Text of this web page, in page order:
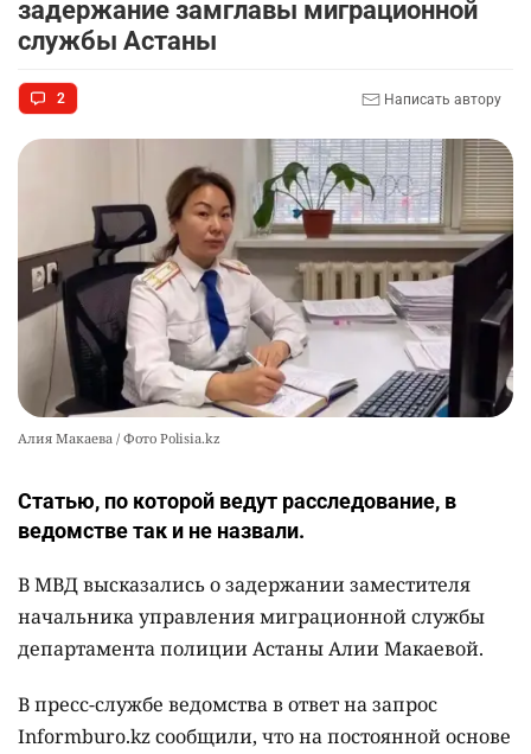
Алматы. Почему это важно для логистики
Казахстана
10
футбольной академии в Астане
2
задержание замглавы миграционной
службы Астаны
2 Написать автору
Алия Макаева / Фото Polisia.kz
Статью, по которой ведут расследование, в
ведомстве так и не назвали.
В МВД высказались о задержании заместителя
начальника управления миграционной службы
департамента полиции Астаны Алии Макаевой.
В пресс-службе ведомства в ответ на запрос
Informburo.kz сообщили, что на постоянной основе